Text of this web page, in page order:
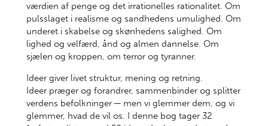
værdien af penge og det irrationelles rationalitet. Om
pulsslaget i realisme og sandhedens umulighed. Om
underet i skabelse og skønhedens salighed. Om
lighed og velfærd, ånd og almen dannelse. Om
sjælen og kroppen, om terror og tyranner.
Ideer giver livet struktur, mening og retning.
Ideer præger og forandrer, sammenbinder og splitter
verdens befolkninger ─ men vi glemmer dem, og vi
glemmer, hvad de vil os. I denne bog tager 32